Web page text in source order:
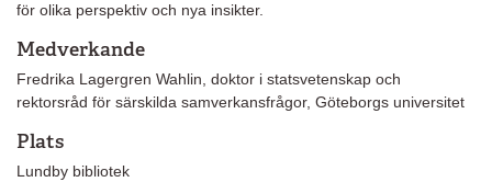
för olika perspektiv och nya insikter.
Medverkande
Fredrika Lagergren Wahlin, doktor i statsvetenskap och
rektorsråd för särskilda samverkansfrågor, Göteborgs universitet
Plats
Lundby bibliotek